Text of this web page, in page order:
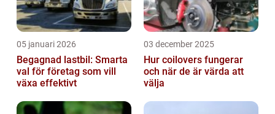
05 januari 2026
Begagnad lastbil: Smarta
val för företag som vill
växa effektivt
03 december 2025
Hur coilovers fungerar
och när de är värda att
välja